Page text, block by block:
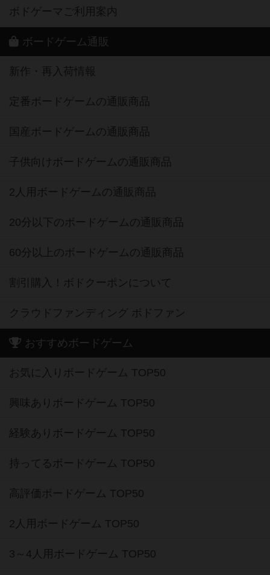
ボドゲーマご利用案内
ボードゲーム通販
新作・再入荷情報
定番ボードゲームの通販商品
国産ボードゲームの通販商品
子供向けボードゲームの通販商品
2人用ボードゲームの通販商品
20分以下のボードゲームの通販商品
60分以上のボードゲームの通販商品
割引購入！ボドクーポンについて
クラウドファンディング ボドファン
おすすめボードゲーム
お気に入りボードゲーム TOP50
興味ありボードゲーム TOP50
経験ありボードゲーム TOP50
持ってるボードゲーム TOP50
高評価ボードゲーム TOP50
2人用ボードゲーム TOP50
3～4人用ボードゲーム TOP50